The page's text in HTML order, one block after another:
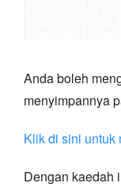
Anda boleh
menyimpannya
Klik di sini untuk
Dengan kaedah